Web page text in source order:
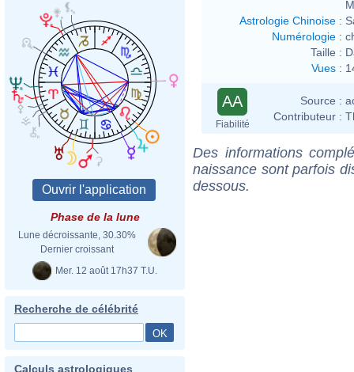
Phase de la lune
Lune décroissante, 30.30%
Dernier croissant
Mer. 12 août 17h37 T.U.
Recherche de célébrité
Calculs astrologiques
Astrologie Chinoise :
Numérologie :
Taille :
Vues :
AA
Fiabilité
Source :
Contributeur :
Des informations
naissance sont parfois
dessous.